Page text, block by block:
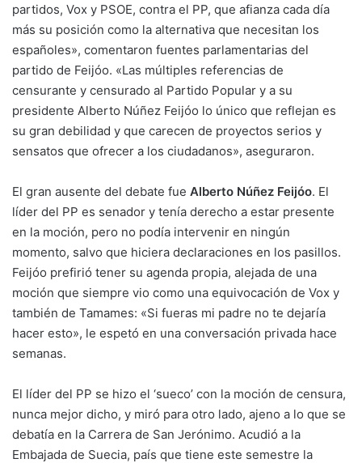
partidos, Vox y PSOE, contra el PP, que afianza cada día
más su posición como la alternativa que necesitan los
españoles», comentaron fuentes parlamentarias del
partido de Feijóo. «Las múltiples referencias de
censurante y censurado al Partido Popular y a su
presidente Alberto Núñez Feijóo lo único que reflejan es
su gran debilidad y que carecen de proyectos serios y
sensatos que ofrecer a los ciudadanos», aseguraron.
El gran ausente del debate fue Alberto Núñez Feijóo. El
líder del PP es senador y tenía derecho a estar presente
en la moción, pero no podía intervenir en ningún
momento, salvo que hiciera declaraciones en los pasillos.
Feijóo prefirió tener su agenda propia, alejada de una
moción que siempre vio como una equivocación de Vox y
también de Tamames: «Si fueras mi padre no te dejaría
hacer esto», le espetó en una conversación privada hace
semanas.
El líder del PP se hizo el ‘sueco’ con la moción de censura,
nunca mejor dicho, y miró para otro lado, ajeno a lo que se
debatía en la Carrera de San Jerónimo. Acudió a la
Embajada de Suecia, país que tiene este semestre la